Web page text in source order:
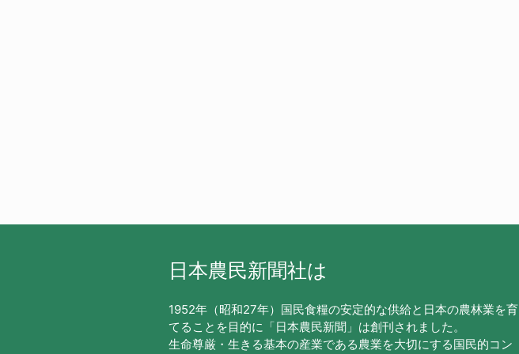
日本農民新聞社は
1952年（昭和27年）国民食糧の安定的な供給と日本の農林業を育
てることを目的に「日本農民新聞」は創刊されました。
生命尊厳・生きる基本の産業である農業を大切にする国民的コン